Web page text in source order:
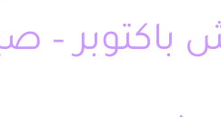
باكتوبر –